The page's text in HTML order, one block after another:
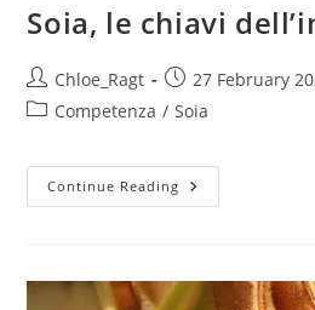
Soia, le chiavi
Chloe_Ragt
27 February
Competenza / Soia
Continue Reading